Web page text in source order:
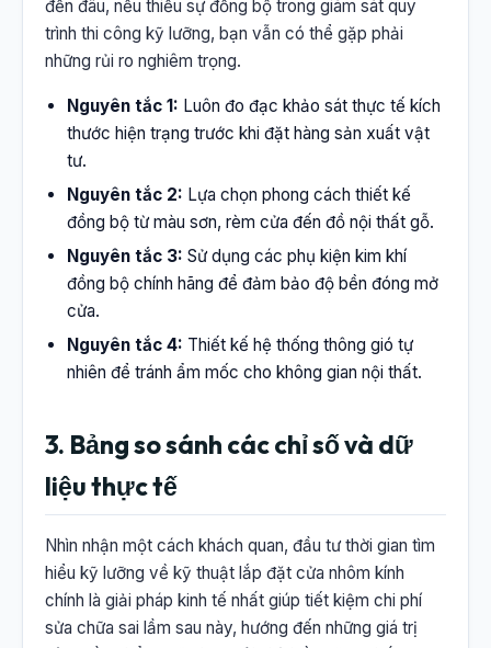
đến đâu, nếu thiếu sự đồng bộ trong giám sát quy
trình thi công kỹ lưỡng, bạn vẫn có thể gặp phải
những rủi ro nghiêm trọng.
Nguyên tắc 1: Luôn đo đạc khảo sát thực tế kích
thước hiện trạng trước khi đặt hàng sản xuất vật
tư.
Nguyên tắc 2: Lựa chọn phong cách thiết kế
đồng bộ từ màu sơn, rèm cửa đến đồ nội thất gỗ.
Nguyên tắc 3: Sử dụng các phụ kiện kim khí
đồng bộ chính hãng để đảm bảo độ bền đóng mở
cửa.
Nguyên tắc 4: Thiết kế hệ thống thông gió tự
nhiên để tránh ẩm mốc cho không gian nội thất.
3. Bảng so sánh các chỉ số và dữ
liệu thực tế
Nhìn nhận một cách khách quan, đầu tư thời gian tìm
hiểu kỹ lưỡng về kỹ thuật lắp đặt cửa nhôm kính
chính là giải pháp kinh tế nhất giúp tiết kiệm chi phí
sửa chữa sai lầm sau này, hướng đến những giá trị